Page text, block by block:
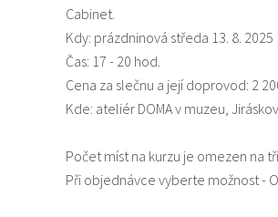
Cabinet.
Kdy: prázdninová středa 13. 8. 2025
Čas: 17 - 20 hod.
Cena za slečnu a její doprovod: 2
Kde: ateliér DOMA v muzeu,
Počet míst na kurzu je omezen na
Při objednávce vyberte možnost -